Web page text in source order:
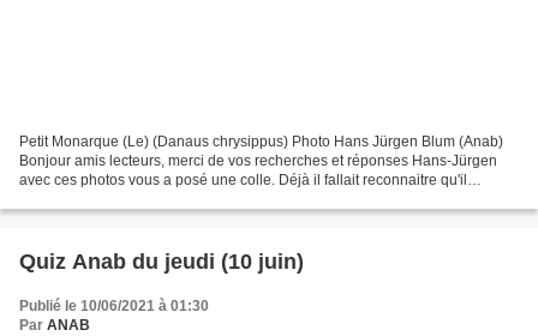
Petit Monarque (Le) (Danaus chrysippus) Photo Hans Jürgen Blum (Anab)
Bonjour amis lecteurs, merci de vos recherches et réponses Hans-Jürgen
avec ces photos vous a posé une colle. Déjà il fallait reconnaitre qu'il
Quiz Anab du jeudi (10 juin)
Publié le 10/06/2021 à 01:30
Par ANAB